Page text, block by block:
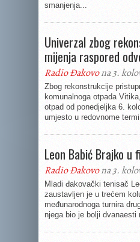
smanjenja...
Univerzal zbog
mijenja raspored
Radio Đakovona 3.
Zbog rekonstrukcije
komunalnoga otpada
otpad od ponedjeljka 6.
umjesto u redovnome
Leon Babić Brajko u
Radio Đakovona 3.
Mladi đakovački tenisač
zaustavljen je u trećem
međunarodnoga turnira
njega bio je bolji dvanaesti